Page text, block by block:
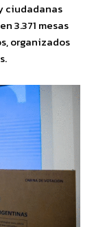
ciudadanas
3.371 mesas
organizados